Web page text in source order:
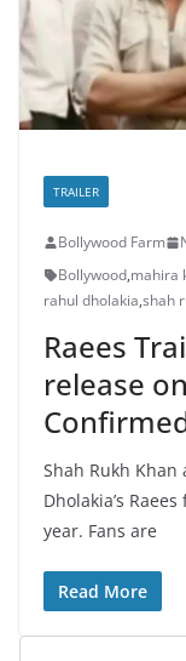
TRAILER
Bollywood Farm
Bollywood,mahira
rahul dholakia,shah
Raees
release
Shah Rukh
Dholakia’s
year. Fans are
Read More